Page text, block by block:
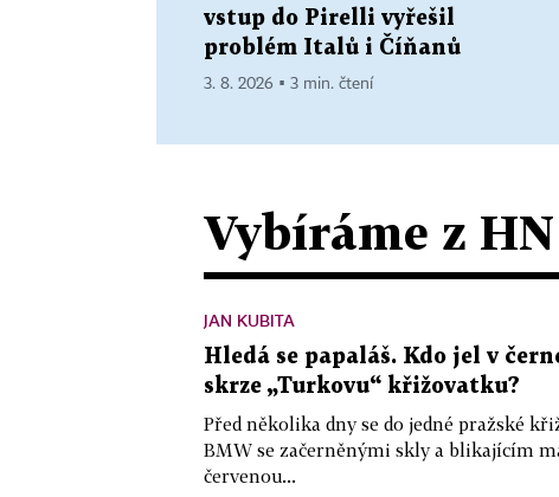
vstup do Pirelli vyřešil
problém Italů i Číňanů
3. 8. 2026 ▪ 3 min. čtení
Vybíráme z HN
JAN KUBITA
Hledá se papaláš. Kdo jel v
skrze „Turkovu“ křižovatku?
Před několika dny se do jedné pražské
BMW se začerněnými skly a blikajícím
červenou...